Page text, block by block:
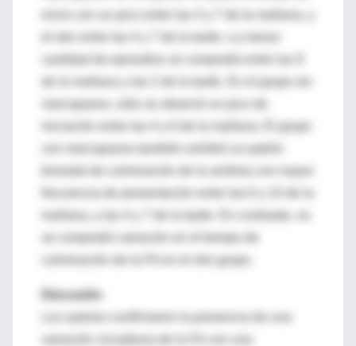
de la mañana y las 2 de la tarde. En el grupo sin
marcapasos, sólo se observó un pico de
iniciación entre las 4 y 6 de la mañana. El grupo
con marcapasos también exhibió un patrón
bimodal de culminación de la arritmia con mayor
se comprobó variación en el tiempo de
culminación de la FA en el otro grupo.
Discusión